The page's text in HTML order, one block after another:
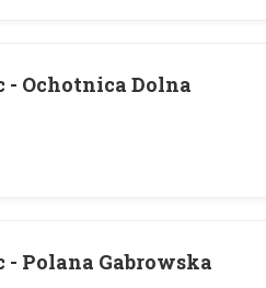
- Ochotnica Dolna
- Polana Gabrowska